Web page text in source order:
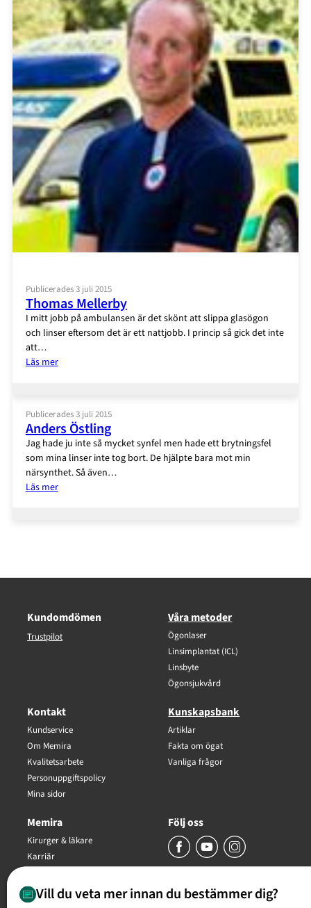
Publicerades 3 juli 2015
Thomas Mellerby
I mitt jobb på ambulansen är det skönt att slippa glasögon
och linser eftersom det är ett nattjobb. I princip så gick det inte
att…
Läs mer:
Publicerades 3 juli 2015
Anders Östling
Jag hade ju inte så mycket synfel men hade ett brytningsfel
som mina linser inte tog bort. De hjälpte bara mot min
närsynthet. Så även…
Läs mer:
Kundomdömen
Trustpilot
Våra metoder
Ögonlaser
Linsimplantat (ICL)
Linsbyte
Ögonsjukvård
Kontakt
Kundservice
Om Memira
Kvalitetsarbete
Personuppgiftspolicy
Mina sidor
Kunskapsbank
Artiklar
Fakta om ögat
Vanliga frågor
Memira
Kirurger & läkare
Karriär
Följ oss
Copyright Memira AB 2026, all rights reserved
Vill du veta mer innan du bestämmer dig?